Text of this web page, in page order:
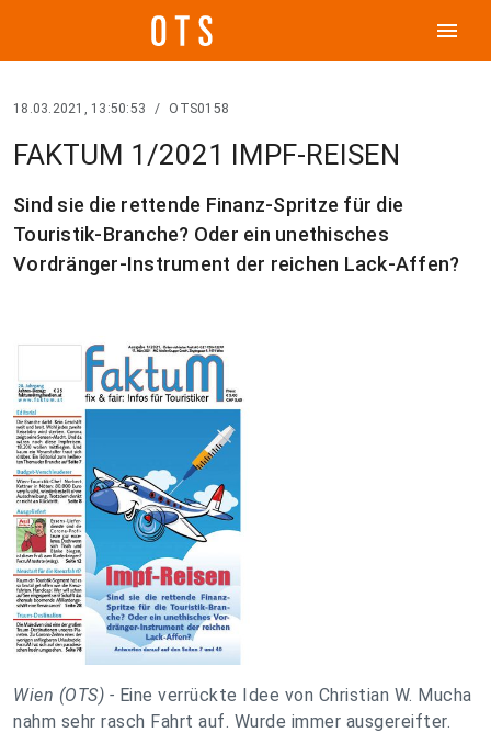
menu
18.03.2021, 13:50:53 / OTS0158
FAKTUM 1/2021 IMPF-REISEN
Sind sie die rettende Finanz-Spritze für die
Touristik-Branche? Oder ein unethisches
Vordränger-Instrument der reichen Lack-Affen?
Wien (OTS) - Eine verrückte Idee von Christian W. Mucha
nahm sehr rasch Fahrt auf. Wurde immer ausgereifter.